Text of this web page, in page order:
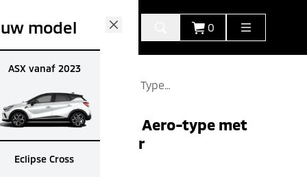
0
Dakdragerset Aero Type
Met Quick Fix Zilver Mz
315545
Dakdragerset Aero-type met
QuickFix zilver
€ 267.00
model
ASX vanaf 2023
Eclipse Cross